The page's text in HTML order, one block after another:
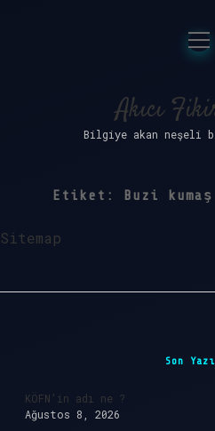
Gizlilik
Yasal
aç
Akıcı
Bilgiye akan neşeli
Etiket: Buzi
Sitemap
Son
KÖFN’in adı ne ?
Ağustos 8, 2026